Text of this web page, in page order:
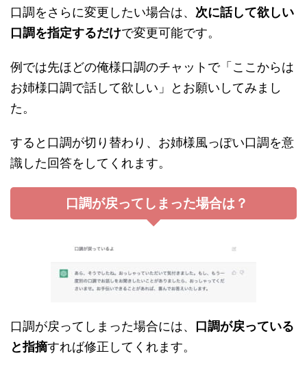
口調をさらに変更したい場合は、 次に話して欲しい
口調を指定するだけで変更可能です。
例では先ほどの俺様口調のチャットで「ここからは
お姉様口調で話して欲しい」とお願いしてみまし
た。
すると口調が切り替わり、お姉様風っぽい口調を意
識した回答をしてくれます。
口調が戻ってしまった場合は？
口調が戻ってしまった場合には、 口調が戻っている
と指摘すれば修正してくれます。